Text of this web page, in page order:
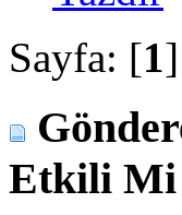
Sayfa: [1]
Etkili Mi